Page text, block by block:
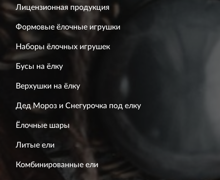
Лицензионная продукция
Формовые ёлочные игрушки
Наборы ёлочных игрушек
Бусы на ёлку
Верхушки на ёлку
Дед Мороз и Снегурочка под елку
Ёлочные шары
Литые ели
Комбинированные ели